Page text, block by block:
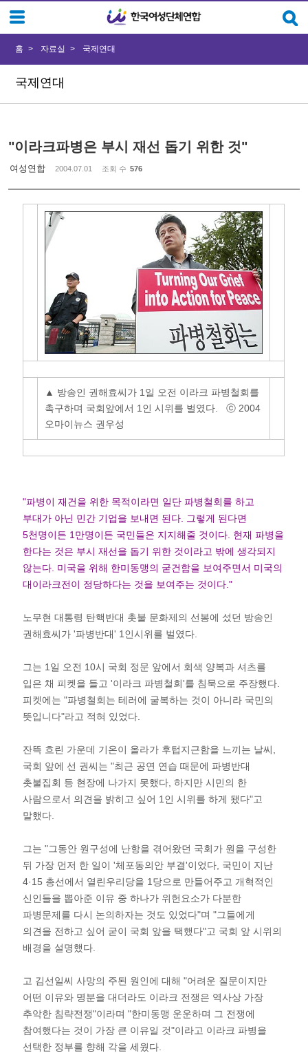
국제연대
홈 자료실 국제연대
"이라크파병은 부시 재선 돕기 위한 것"
여성연합 2004.07.01 조회 수 576
▲ 방송인 권해효씨가 1일 오전 이라크 파병철회를
촉구하며 국회앞에서 1인 시위를 벌였다. ⓒ 2004
오마이뉴스 권우성
"파병이 재건을 위한 목적이라면 일단 파병철회를 하고
부대가 아닌 민간 기업을 보내면 된다. 그렇게 된다면
5천명이든 1만명이든 국민들은 지지해줄 것이다. 현재 파병을
한다는 것은 부시 재선을 돕기 위한 것이라고 밖에 생각되지
않는다. 미국을 위해 한미동맹의 굳건함을 보여주면서 미국의
대이라크전이 정당하다는 것을 보여주는 것이다."
노무현 대통령 탄핵반대 촛불 문화제의 선봉에 섰던 방송인
권해효씨가 '파병반대' 1인시위를 벌였다.
그는 1일 오전 10시 국회 정문 앞에서 회색 양복과 셔츠를
입은 채 피켓을 들고 '이라크 파병철회'를 침묵으로 주장했다.
피켓에는 "파병철회는 테러에 굴복하는 것이 아니라 국민의
뜻입니다"라고 적혀 있었다.
잔뜩 흐린 가운데 기온이 올라가 후텁지근함을 느끼는 날씨,
국회 앞에 선 권씨는 "최근 공연 연습 때문에 파병반대
촛불집회 등 현장에 나가지 못했다, 하지만 시민의 한
사람으로서 의견을 밝히고 싶어 1인 시위를 하게 됐다"고
말했다.
그는 "그동안 원구성에 난항을 겪어왔던 국회가 원을 구성한
뒤 가장 먼저 한 일이 '체포동의안 부결'이었다, 국민이 지난
4·15 총선에서 열린우리당을 1당으로 만들어주고 개혁적인
신인들을 뽑아준 이유 중 하나가 위헌요소가 다분한
파병문제를 다시 논의하자는 것도 있었다"며 "그들에게
의견을 전하고 싶어 굳이 국회 앞을 택했다"고 국회 앞 시위의
배경을 설명했다.
고 김선일씨 사망의 주된 원인에 대해 "어려운 질문이지만
어떤 이유와 명분을 대더라도 이라크 전쟁은 역사상 가장
추악한 침략전쟁"이라며 "한미동맹 운운하며 그 전쟁에
참여했다는 것이 가장 큰 이유일 것"이라고 이라크 파병을
선택한 정부를 향해 각을 세웠다.